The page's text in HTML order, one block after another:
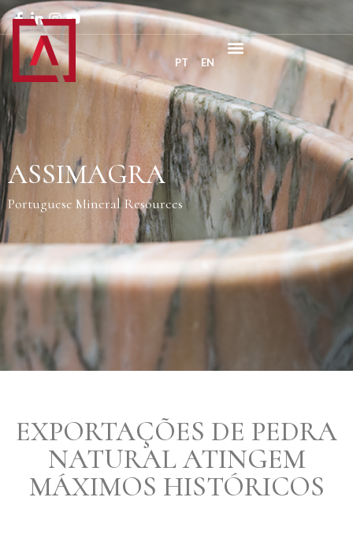
PT EN
ASSIMAGRA
Portuguese Mineral Resources
EXPORTAÇÕES DE PEDRA
NATURAL ATINGEM
MÁXIMOS HISTÓRICOS